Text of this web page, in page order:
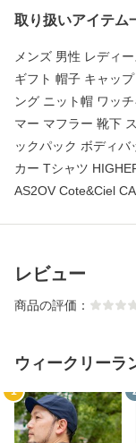
取り扱いアイテム
メンズ 男性 レディ
ギフト 帽子 キャッ
ング ニット帽 ワッ
マー マフラー 靴下
ックパック ボディ
カー Tシャツ
AS2OV Cote&Ciel
レビュー
商品の評価：
ウィークリーラ
1